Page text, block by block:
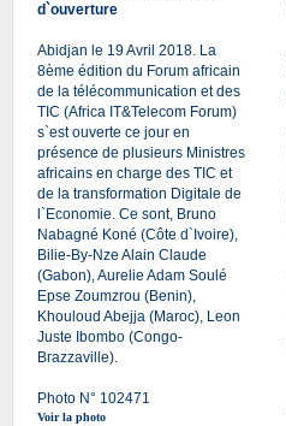
d`ouverture
Abidjan le 19 Avril 2018. La
8ème édition du Forum africain
de la télécommunication et des
TIC (Africa IT&Telecom Forum)
s`est ouverte ce jour en
présence de plusieurs Ministres
africains en charge des TIC et
de la transformation Digitale de
l`Economie. Ce sont, Bruno
Nabagné Koné (Côte d`Ivoire),
Bilie-By-Nze Alain Claude
(Gabon), Aurelie Adam Soulé
Epse Zoumzrou (Benin),
Khouloud Abejja (Maroc), Leon
Juste Ibombo (Congo-
Brazzaville).
Photo N° 102471
Voir la photo